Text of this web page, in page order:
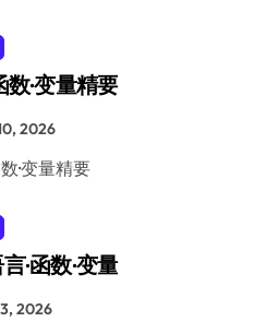
·变量精要
2026
数·变量精要
·函数·变量
2026